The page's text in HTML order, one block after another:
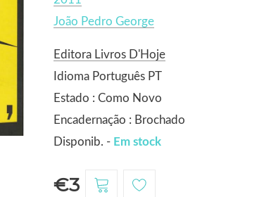
João Pedro George
Editora Livros D'Hoje
Idioma Português PT
Estado : Como Novo
Encadernação : Brochado
Disponib. - Em stock
€3